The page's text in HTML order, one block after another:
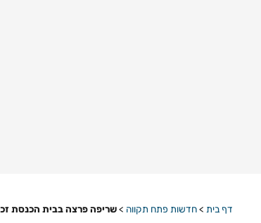
דף בית >חדשות פתח תקווה >שריפה פרצה בבית הכנסת